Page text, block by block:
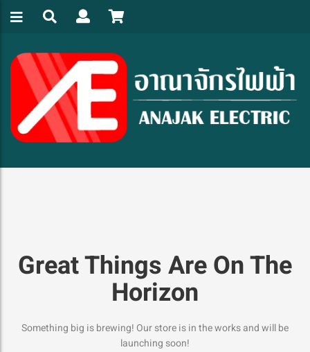
Great Things Are On The
Horizon
Something big is brewing! Our store is in the works and will be
launching soon!